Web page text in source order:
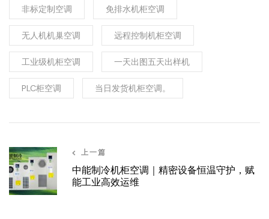
非标定制空调 免排水机柜空调
无人机机巢空调 远程控制机柜空调
工业级机柜空调 一天出图五天出样机
PLC柜空调 当日发货机柜空调。
上一篇
中能制冷机柜空调｜精密设备恒温守护，赋
能工业高效运维